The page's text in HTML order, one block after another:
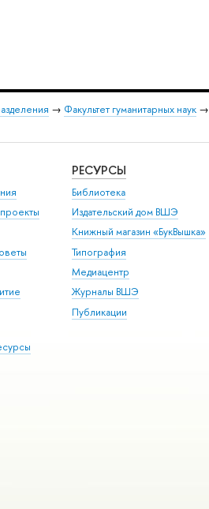
→ Факультет гуманитарных наук →
РЕСУРСЫ
Библиотека
Издательский дом ВШЭ
Книжный магазин «БукВышка»
Типография
Медиацентр
Журналы ВШЭ
Публикации